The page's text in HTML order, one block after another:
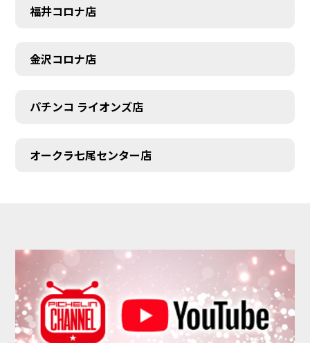
福井コロナ店
金沢コロナ店
パチンコ ライオンズ店
オークラ七尾センター店